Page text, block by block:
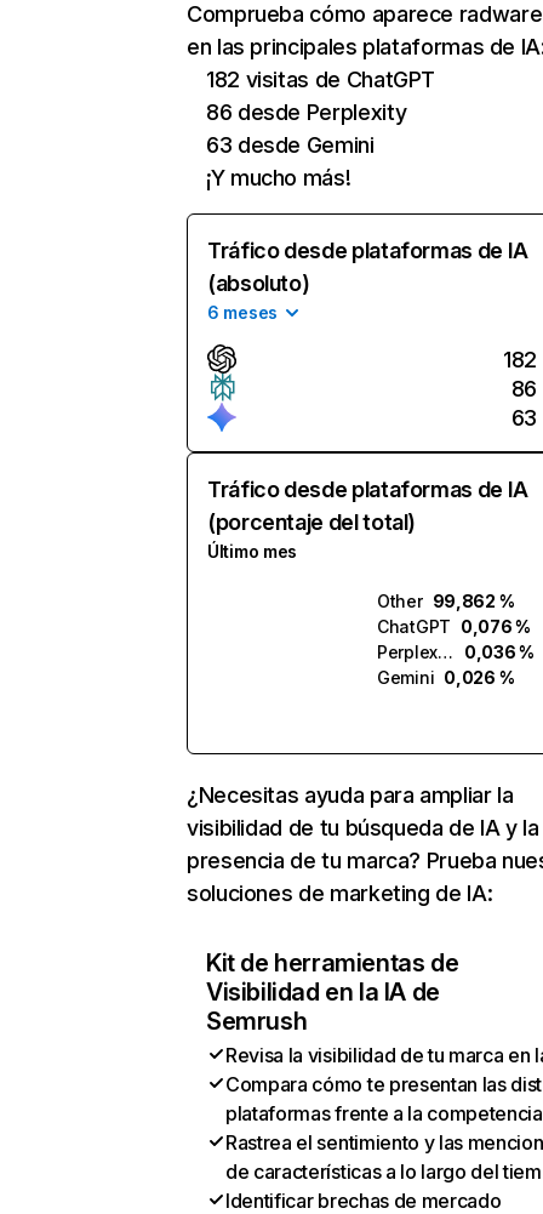
Comprueba cómo aparece
en las principales plataformas de
182 visitas de ChatGPT
86 desde Perplexity
63 desde Gemini
¡Y mucho más!
Tráfico desde plataformas de IA
(absoluto)
6 meses
182
86
63
Tráfico desde plataformas de IA
(porcentaje del total)
Último mes
Other 99,862 %
ChatGPT 0,076 %
Perplexity
0,036 %
Gemini 0,026 %
¿Necesitas ayuda para ampliar la
visibilidad de tu búsqueda de IA y la
presencia de tu marca? Prueba
soluciones de marketing de IA:
Kit de herramientas de
Visibilidad en la IA de
Semrush
Revisa la visibilidad de tu marca en
Compara cómo te presentan las
plataformas frente a la competencia
Rastrea el sentimiento y las
de características a lo largo del
Identificar brechas de mercado